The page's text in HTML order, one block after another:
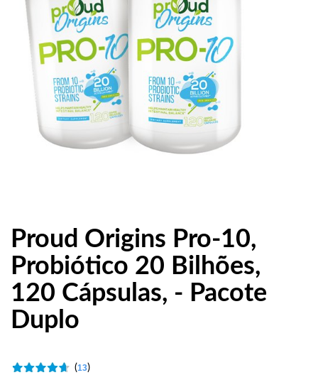
Proud Origins Pro-10,
Probiótico 20 Bilhões,
120 Cápsulas, - Pacote
Duplo
(13)